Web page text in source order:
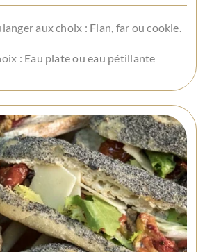
aux choix : Flan, far ou cookie.
: Eau plate ou eau pétillante